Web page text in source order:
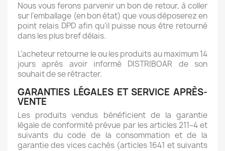
Nous vous ferons parvenir un bon de retour, à coller
sur l’emballage (en bon état) que vous déposerez en
point relais DPD afin qu’il puisse nous être retourné
dans les plus bref délais.
L’acheteur retourne le ou les produits au maximum 14
jours après avoir informé DISTRIBOAR de son
souhait de se rétracter.
GARANTIES LÉGALES ET SERVICE APRÈS-
VENTE
Les produits vendus bénéficient de la garantie
légale de conformité prévue par les articles 211–4 et
suivants du code de la consommation et de la
garantie des vices cachés (articles 1641 et suivants